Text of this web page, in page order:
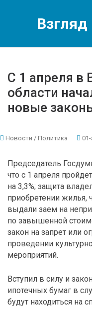
Взгляд
С 1 апреля в
области
новые
Новости / Политика
Председатель
что с 1 апреля
на 3,3%; защита
приобретении жилья,
выдали заем на
по завышенной
закон на запрет или
проведении
мероприятий.
Вступил в силу и
ипотечных бумаг в
будут находиться на